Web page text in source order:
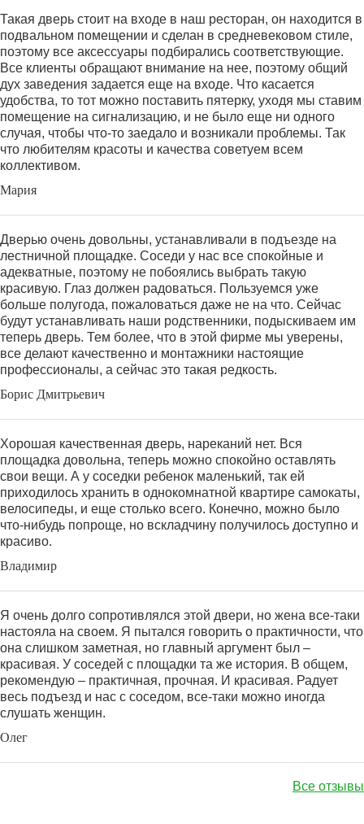
Такая дверь стоит на входе в наш ресторан, он находится в
подвальном помещении и сделан в средневековом стиле,
поэтому все аксессуары подбирались соответствующие.
Все клиенты обращают внимание на нее, поэтому общий
дух заведения задается еще на входе. Что касается
удобства, то тот можно поставить пятерку, уходя мы ставим
помещение на сигнализацию, и не было еще ни одного
случая, чтобы что-то заедало и возникали проблемы. Так
что любителям красоты и качества советуем всем
коллективом.
Мария
Дверью очень довольны, устанавливали в подъезде на
лестничной площадке. Соседи у нас все спокойные и
адекватные, поэтому не побоялись выбрать такую
красивую. Глаз должен радоваться. Пользуемся уже
больше полугода, пожаловаться даже не на что. Сейчас
будут устанавливать наши родственники, подыскиваем им
теперь дверь. Тем более, что в этой фирме мы уверены,
все делают качественно и монтажники настоящие
профессионалы, а сейчас это такая редкость.
Борис Дмитрьевич
Хорошая качественная дверь, нареканий нет. Вся
площадка довольна, теперь можно спокойно оставлять
свои вещи. А у соседки ребенок маленький, так ей
приходилось хранить в однокомнатной квартире самокаты,
велосипеды, и еще столько всего. Конечно, можно было
что-нибудь попроще, но вскладчину получилось доступно и
красиво.
Владимир
Я очень долго сопротивлялся этой двери, но жена все-таки
настояла на своем. Я пытался говорить о практичности, что
она слишком заметная, но главный аргумент был –
красивая. У соседей с площадки та же история. В общем,
рекомендую – практичная, прочная. И красивая. Радует
весь подъезд и нас с соседом, все-таки можно иногда
слушать женщин.
Олег
Все отзывы